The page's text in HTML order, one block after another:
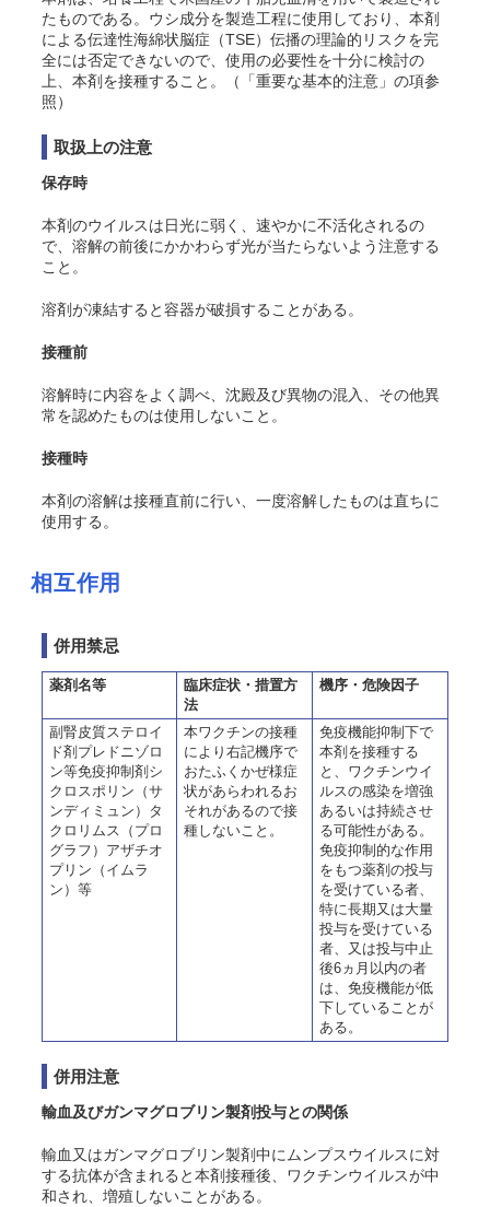
たものである。ウシ成分を製造工程に使用しており、本剤
による伝達性海綿状脳症（TSE）伝播の理論的リスクを完
全には否定できないので、使用の必要性を十分に検討の
上、本剤を接種すること。（「重要な基本的注意」の項参
照）
取扱上の注意
保存時
本剤のウイルスは日光に弱く、速やかに不活化されるの
で、溶解の前後にかかわらず光が当たらないよう注意する
こと。
溶剤が凍結すると容器が破損することがある。
接種前
溶解時に内容をよく調べ、沈殿及び異物の混入、その他異
常を認めたものは使用しないこと。
接種時
本剤の溶解は接種直前に行い、一度溶解したものは直ちに
使用する。
相互作用
併用禁忌
薬剤名等
臨床症状・措置方
法
機序・危険因子
副腎皮質ステロイ
ド剤プレドニゾロ
ン等免疫抑制剤シ
クロスポリン（サ
ンディミュン）タ
クロリムス（プロ
グラフ）アザチオ
プリン（イムラ
ン）等
本ワクチンの接種
により右記機序で
おたふくかぜ様症
状があらわれるお
それがあるので接
種しないこと。
免疫機能抑制下で
本剤を接種する
と、ワクチンウイ
ルスの感染を増強
あるいは持続させ
る可能性がある。
免疫抑制的な作用
をもつ薬剤の投与
を受けている者、
特に長期又は大量
投与を受けている
者、又は投与中止
後6ヵ月以内の者
は、免疫機能が低
下していることが
ある。
併用注意
輸血及びガンマグロブリン製剤投与との関係
輸血又はガンマグロブリン製剤中にムンプスウイルスに対
する抗体が含まれると本剤接種後、ワクチンウイルスが中
和され、増殖しないことがある。